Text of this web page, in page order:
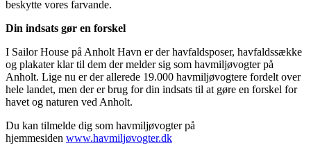
beskytte vores farvande.
Din indsats gør en forskel
I Sailor House på Anholt Havn er der havfaldsposer, havfaldssække
og plakater klar til dem der melder sig som havmiljøvogter på
Anholt. Lige nu er der allerede 19.000 havmiljøvogtere fordelt over
hele landet, men der er brug for din indsats til at gøre en forskel for
havet og naturen ved Anholt.
Du kan tilmelde dig som havmiljøvogter på
hjemmesiden www.havmiljøvogter.dk